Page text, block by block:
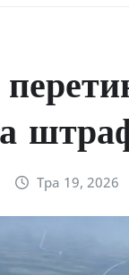
Тра 19, 2026